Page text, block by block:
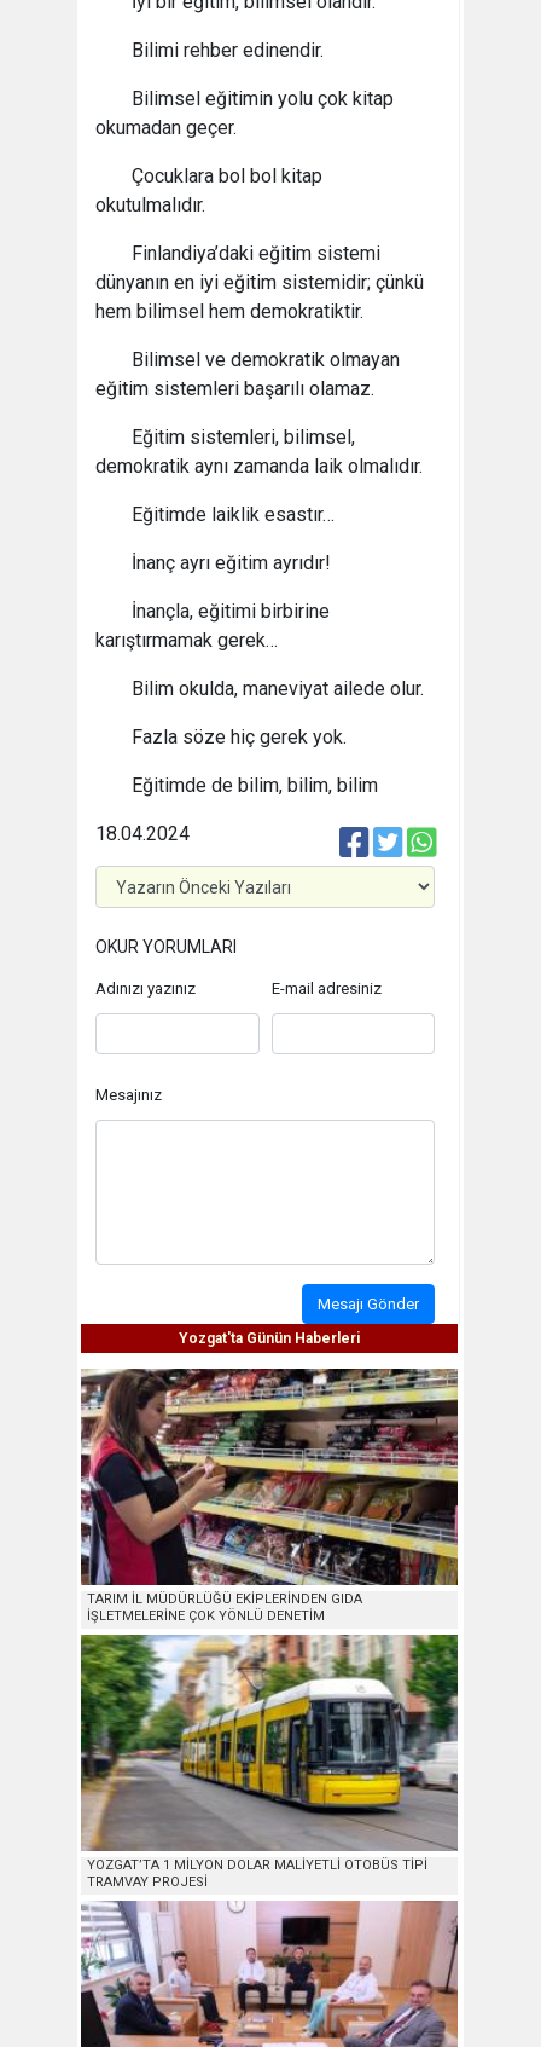
Bilimi rehber edinendir.
Bilimsel eğitimin yolu çok kitap
okumadan geçer.
Çocuklara bol bol kitap
okutulmalıdır.
Finlandiya’daki eğitim sistemi
dünyanın en iyi eğitim sistemidir; çünkü
hem bilimsel hem demokratiktir.
Bilimsel ve demokratik olmayan
eğitim sistemleri başarılı olamaz.
Eğitim sistemleri, bilimsel,
demokratik aynı zamanda laik olmalıdır.
Eğitimde laiklik esastır…
İnanç ayrı eğitim ayrıdır!
İnançla, eğitimi birbirine
karıştırmamak gerek…
Bilim okulda, maneviyat ailede olur.
Fazla söze hiç gerek yok.
Eğitimde de bilim, bilim, bilim
18.04.2024
OKUR YORUMLARI
Adınızı yazınız E-mail adresiniz
Mesajınız
Mesajı Gönder
Yozgat'ta Günün Haberleri
TARIM İL MÜDÜRLÜĞÜ EKİPLERİNDEN GIDA
İŞLETMELERİNE ÇOK YÖNLÜ DENETİM
YOZGAT’TA 1 MİLYON DOLAR MALİYETLİ OTOBÜS TİPİ
TRAMVAY PROJESİ